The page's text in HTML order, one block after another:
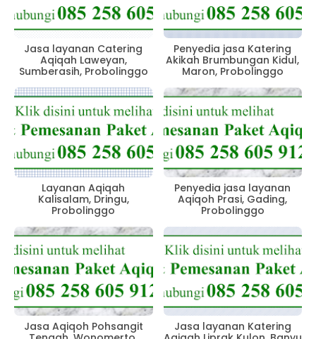
Jasa layanan Catering
Aqiqah Laweyan,
Sumberasih, Probolinggo
Penyedia jasa Katering
Akikah Brumbungan Kidul,
Maron, Probolinggo
Layanan Aqiqah
Kalisalam, Dringu,
Probolinggo
Penyedia jasa layanan
Aqiqoh Prasi, Gading,
Probolinggo
Jasa Aqiqoh Pohsangit
Jasa layanan Katering